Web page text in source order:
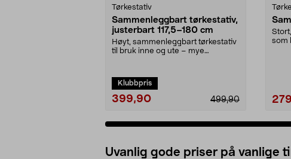
Tørkestativ
Sammenleggbart tørkestativ,
justerbart 117,5–180 cm
Høyt, sammenleggbart tørkestativ
til bruk inne og ute – mye
Klubbpris
399,90 499,90
som
Uvanlig gode priser på vanlige